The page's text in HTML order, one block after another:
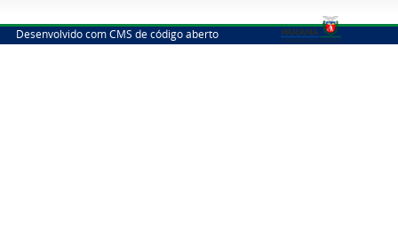
Desenvolvido com CMS de código aberto